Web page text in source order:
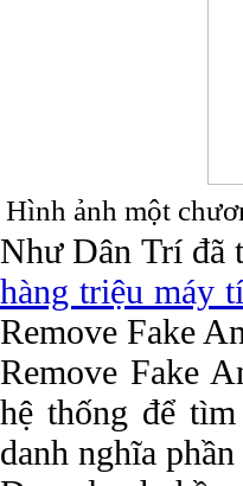
Hình ảnh một
Như Dân Trí đã
hàng triệu máy
Remove Fake
Remove Fake
hệ thống để
danh nghĩa